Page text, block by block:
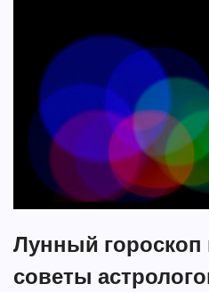
Лунный
советы